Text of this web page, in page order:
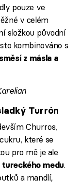
pouze ve
v celém
složkou původní
kombinováno s
z másla a
Turrón
Churros,
které se
pro mě je ale
medu.
a mandlí,